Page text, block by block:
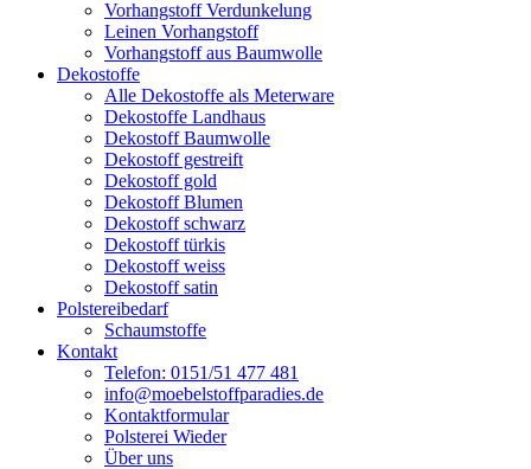
Vorhangstoff Verdunkelung
Leinen Vorhangstoff
Vorhangstoff aus Baumwolle
Dekostoffe
Alle Dekostoffe als Meterware
Dekostoffe Landhaus
Dekostoff Baumwolle
Dekostoff gestreift
Dekostoff gold
Dekostoff Blumen
Dekostoff schwarz
Dekostoff türkis
Dekostoff weiss
Dekostoff satin
Polstereibedarf
Schaumstoffe
Kontakt
Telefon: 0151/51 477 481
info@moebelstoffparadies.de
Kontaktformular
Polsterei Wieder
Über uns